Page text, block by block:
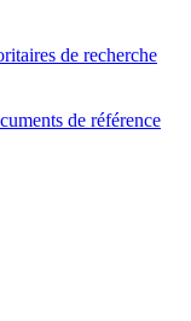
de recherche
de référence